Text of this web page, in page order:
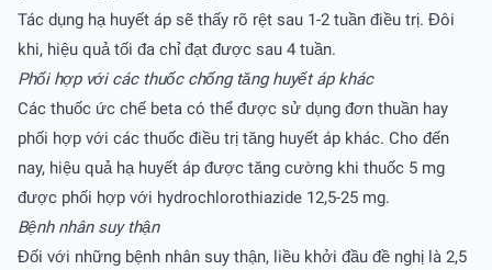
Tác dụng hạ huyết áp sẽ thấy rõ rệt sau 1-2 tuần điều trị. Đôi
khi, hiệu quả tối đa chỉ đạt được sau 4 tuần.
Phối hợp với các thuốc chống tăng huyết áp khác
Các thuốc ức chế beta có thể được sử dụng đơn thuần hay
phối hợp với các thuốc điều trị tăng huyết áp khác. Cho đến
nay, hiệu quả hạ huyết áp được tăng cường khi thuốc 5 mg
được phối hợp với hydrochlorothiazide 12,5-25 mg.
Bệnh nhân suy thận
Đối với những bệnh nhân suy thận, liều khởi đầu đề nghị là 2,5